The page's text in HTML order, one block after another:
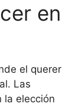
en
el querer
Las
la elección